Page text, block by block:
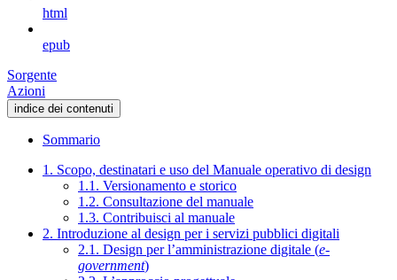
html
epub
Sorgente
Azioni
indice dei contenuti
Sommario
1. Scopo, destinatari e uso del Manuale operativo di design
1.1. Versionamento e storico
1.2. Consultazione del manuale
1.3. Contribuisci al manuale
2. Introduzione al design per i servizi pubblici digitali
2.1. Design per l’amministrazione digitale (e-
government)